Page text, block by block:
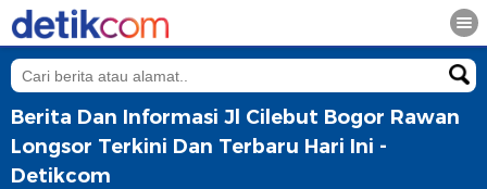
Berita Dan Informasi Jl Cilebut Bogor Rawan
Longsor Terkini Dan Terbaru Hari Ini -
Detikcom